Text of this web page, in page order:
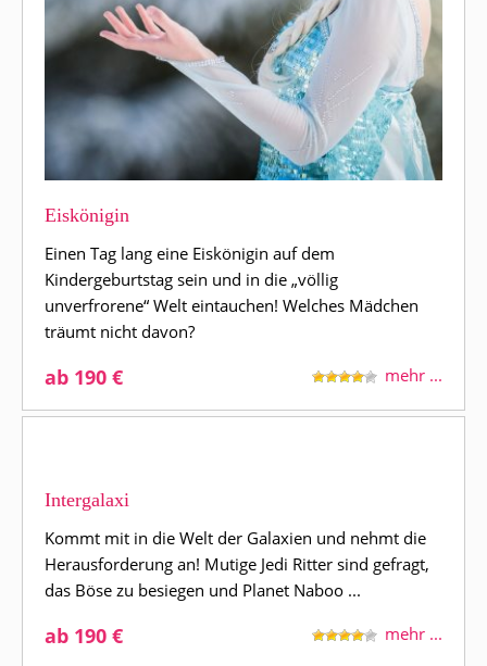
Eiskönigin
Einen Tag lang eine Eiskönigin auf dem
Kindergeburtstag sein und in die „völlig
unverfrorene“ Welt eintauchen! Welches Mädchen
träumt nicht davon?
ab 190 € mehr ...
Intergalaxi
Kommt mit in die Welt der Galaxien und nehmt die
Herausforderung an! Mutige Jedi Ritter sind gefragt,
das Böse zu besiegen und Planet Naboo ...
ab 190 € mehr ...